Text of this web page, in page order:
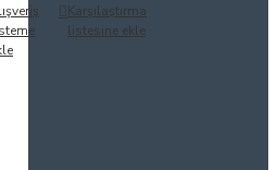
Karşılaştırma
listesine ekle